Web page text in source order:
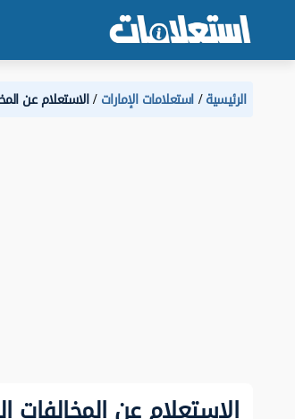
الرئيسية استعلامات الإمارات الاستعلام عن
الاستعلام عن المخالفات